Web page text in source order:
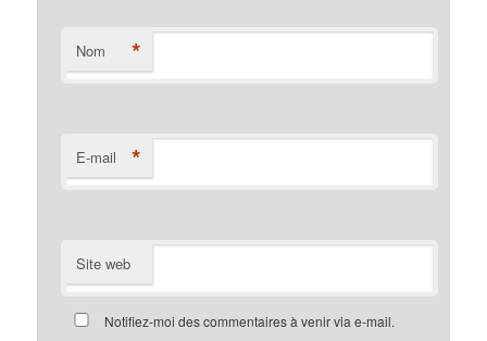
Nom *
E-mail *
Site web
Notifiez-moi des commentaires à venir via e-mail.